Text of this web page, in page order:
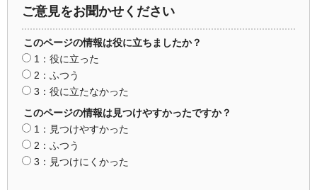
ご意見をお聞かせください
このページの情報は役に立ちましたか？
1：役に立った
2：ふつう
3：役に立たなかった
このページの情報は見つけやすかったですか？
1：見つけやすかった
2：ふつう
3：見つけにくかった